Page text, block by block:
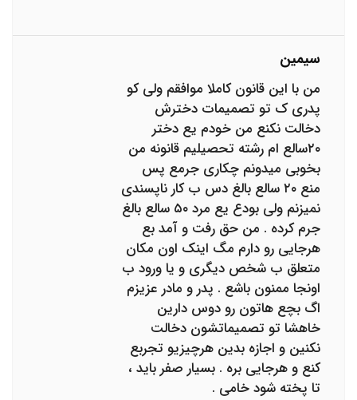
سیمین
من با این قانون کاملا موافقم ولی کو
پدری ک تو تصمیمات دخترش
دخالت نکنع من خودم یع دختر
۲۰سالع ام رشته تحصیلیم قانونه من
بخوبی میدونم چکاری جرمع پس
منع ۲۰ سالع بالغ دس ب کار ناپسندی
نمیزنم ولی بودع یع مرد ۵۰ سالع بالغ
جرم کرده . من حق رفت و آمد بع
هرجایی رو دارم مگ اینک اون مکان
متعلق ب شخص دیگری و یا ورود ب
اونجا ممنون باشع . پدر و مادر عزیزم
اگ بچع هاتون رو دوس دارین
خاهشا تو تصمیماتشون دخالت
نکنین و اجازه بدین هرچیزیو تجربع
کنع و هرجایی بره . بسیار صفر باید ،
تا پخته شود خامی .